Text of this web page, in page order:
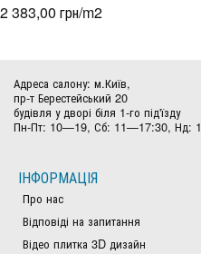
2 383,00 грн/m2
Адреса салону: м.Київ,
пр-т Берестейський 20
будівля у дворі біля 1-го під'їзду
Пн-Пт: 10—19, Сб: 11—17:30, Нд:
ІНФОРМАЦІЯ
Про нас
Відповіді на запитання
Відео плитка 3D дизайн